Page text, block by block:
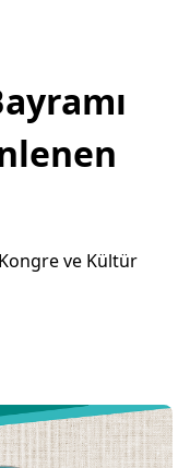
ve Kültür